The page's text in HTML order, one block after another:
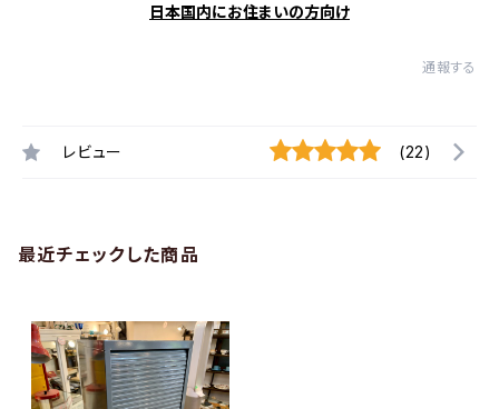
日本国内にお住まいの方向け
通報する
レビュー (22)
最近チェックした商品